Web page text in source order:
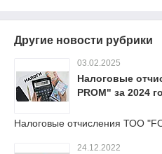
Другие новости рубрики
03.02.2025
Налоговые
PROM" за 2024
Налоговые отчисления ТОО
24.12.2022